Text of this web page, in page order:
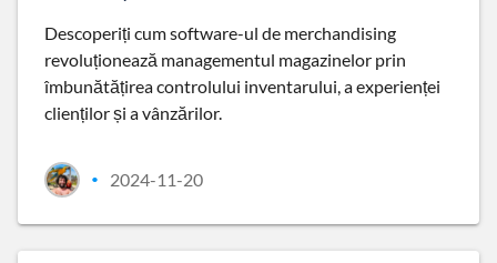
Descoperiți cum software-ul de merchandising
revoluționează managementul magazinelor prin
îmbunătățirea controlului inventarului, a experienței
clienților și a vânzărilor.
• 2024-11-20